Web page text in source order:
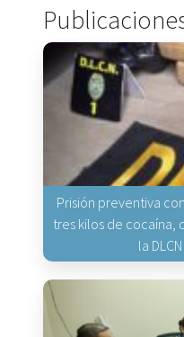
Prisión preventiva
tres kilos de cocaína,
la